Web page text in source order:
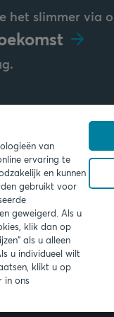
het slimmer via
Keytrade Bank, Belgisch
van
ervaring te
en kunnen
gebruikt voor
geweigerd. Als u
klik dan op
als u alleen
u individueel wilt
klikt u op
in ons